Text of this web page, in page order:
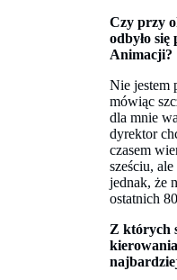
Czy przy
odbyło
Animacji?
Nie jestem
mówiąc
dla mnie
dyrektor
czasem
sześciu,
jednak, że
ostatnich
Z których